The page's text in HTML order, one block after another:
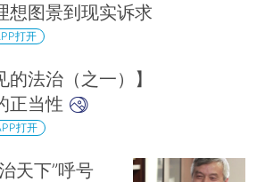
想图景到现实诉求
打开
的法治（之一）】
正当性
打开
天下”呼号